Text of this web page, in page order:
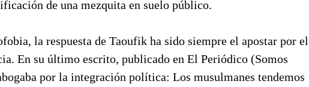
de una mezquita en suelo público.
la respuesta de Taoufik ha sido siempre el apostar por el
En su último escrito, publicado en El Periódico (Somos
por la integración política: Los musulmanes tendemos